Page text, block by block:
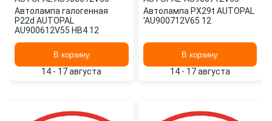
Автолампа галогенная
P22d AUTOPAL
AU900612V55 HB4 12
В корзину
14 - 17 августа
Автолампа PX29t AUTOPAL
'AU900712V65 12
В корзину
14 - 17 августа